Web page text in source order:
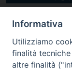
Informativa
Utilizziamo
finalità
altre finalità